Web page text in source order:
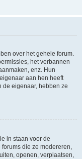
over het gehele forum.
het verbannen
enz. Hun
aan hen heeft
de eigenaar, hebben ze
in staan voor de
die ze modereren,
openen, verplaatsen,